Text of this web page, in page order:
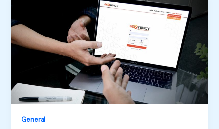
hunian,
ruko,
dan
kawasan
General